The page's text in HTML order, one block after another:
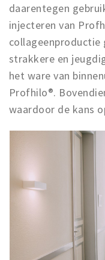
daarentegen
injecteren van
strakkere en
het ware van
Profhilo®.
waardoor de kans